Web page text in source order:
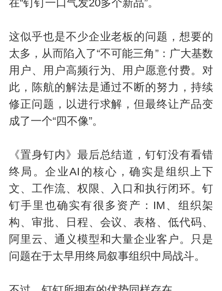
在“钉钉一口气发20多个新品”。
这似乎也是不少企业老板的问题，想要的
太多，从而陷入了“不可能三角”：广大基数
用户、用户高频行为、用户愿意付费。对
此，陈航的解法是通过不断的努力，持续
修正问题，以进行求解，但最终让产品变
成了一个“四不像”。
《置身钉内》最后总结道，钉钉没有看错
终局。企业AI的核心，确实是组织上下
文、工作流、权限、入口和执行闭环。钉
钉手里也确实有很多资产：IM、组织架
构、审批、日程、会议、表格、低代码、
阿里云、通义模型和大量企业客户。只是
问题在于太早用终局叙事组织中局战斗。